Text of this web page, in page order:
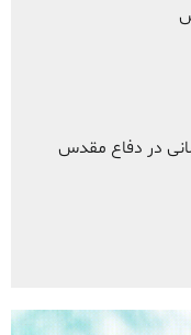
در دفاع مقدس